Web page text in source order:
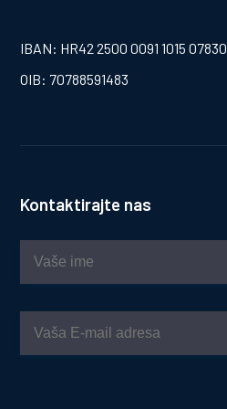
IBAN: HR42 2500 0091 1015 07830
OIB: 70788591483
Kontaktirajte nas